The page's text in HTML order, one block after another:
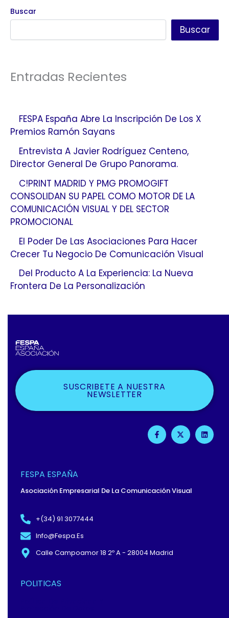
Buscar
Buscar
Entradas Recientes
FESPA España Abre La Inscripción De Los X
Premios Ramón Sayans
Entrevista A Javier Rodríguez Centeno,
Director General De Grupo Panorama.
C!PRINT MADRID Y PMG PROMOGIFT
CONSOLIDAN SU PAPEL COMO MOTOR DE LA
COMUNICACIÓN VISUAL Y DEL SECTOR
PROMOCIONAL
El Poder De Las Asociaciones Para Hacer
Crecer Tu Negocio De Comunicación Visual
Del Producto A La Experiencia: La Nueva
Frontera De La Personalización
SUSCRIBETE A NUESTRA
NEWSLETTER
F
A
C
F
X
-
T
L
I
N
FESPA ESPAÑA
Asociación Empresarial De La Comunicación Visual
+(34) 91 3077444
Info@fespa.es
Calle Campoamor 18 2º A - 28004 Madrid
POLITICAS